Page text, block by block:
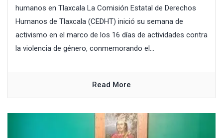
humanos en Tlaxcala La Comisión Estatal de Derechos
Humanos de Tlaxcala (CEDHT) inició su semana de
activismo en el marco de los 16 días de actividades contra
la violencia de género, conmemorando el...
Read More